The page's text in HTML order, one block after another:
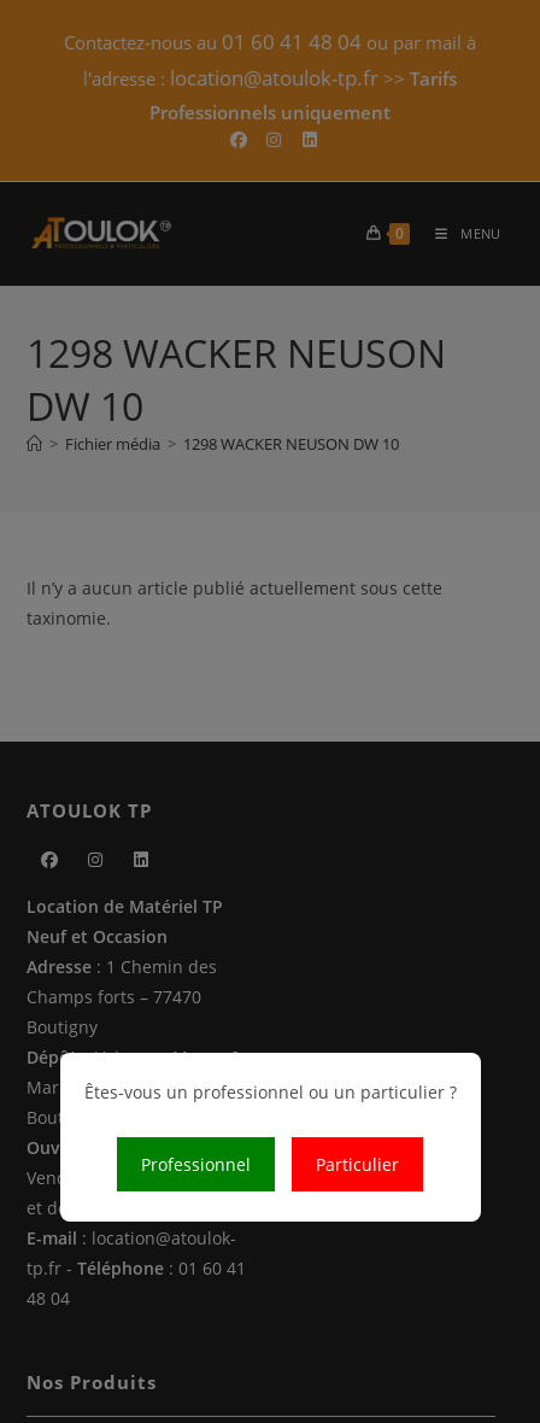
Contactez-nous au 01 60 41 48 04 ou par mail à
l'adresse : location@atoulok-tp.fr >> Tarifs
Professionnels uniquement​
0 MENU
1298 WACKER NEUSON
DW 10
> Fichier média > 1298 WACKER NEUSON DW 10
Il n’y a aucun article publié actuellement sous cette
taxinomie.
ATOULOK TP
dans
un
nouvel
onglet
dans
un
nouvel
onglet
dans
un
nouvel
onglet
Location de Matériel TP
Neuf et Occasion
Adresse : 1 Chemin des
Champs forts – 77470
Boutigny
Dépôts: Vaire sur Marne &
Marne la Vallée (77470 -
Boutigny)
Ouverture
Vendredi de 8h00 à 12h30
et de 14h00 à 18h00
E-mail : location@atoulok-
tp.fr -Téléphone : 01 60 41
48 04
Nos Produits
Êtes-vous un professionnel ou un particulier ?
Professionnel Particulier